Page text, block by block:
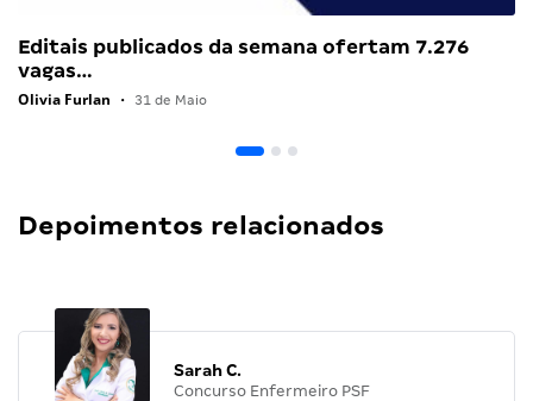
Editais publicados da semana ofertam 7.276
vagas…
Olivia Furlan • 31 de Maio
Depoimentos relacionados
Sarah C.
Concurso Enfermeiro PSF